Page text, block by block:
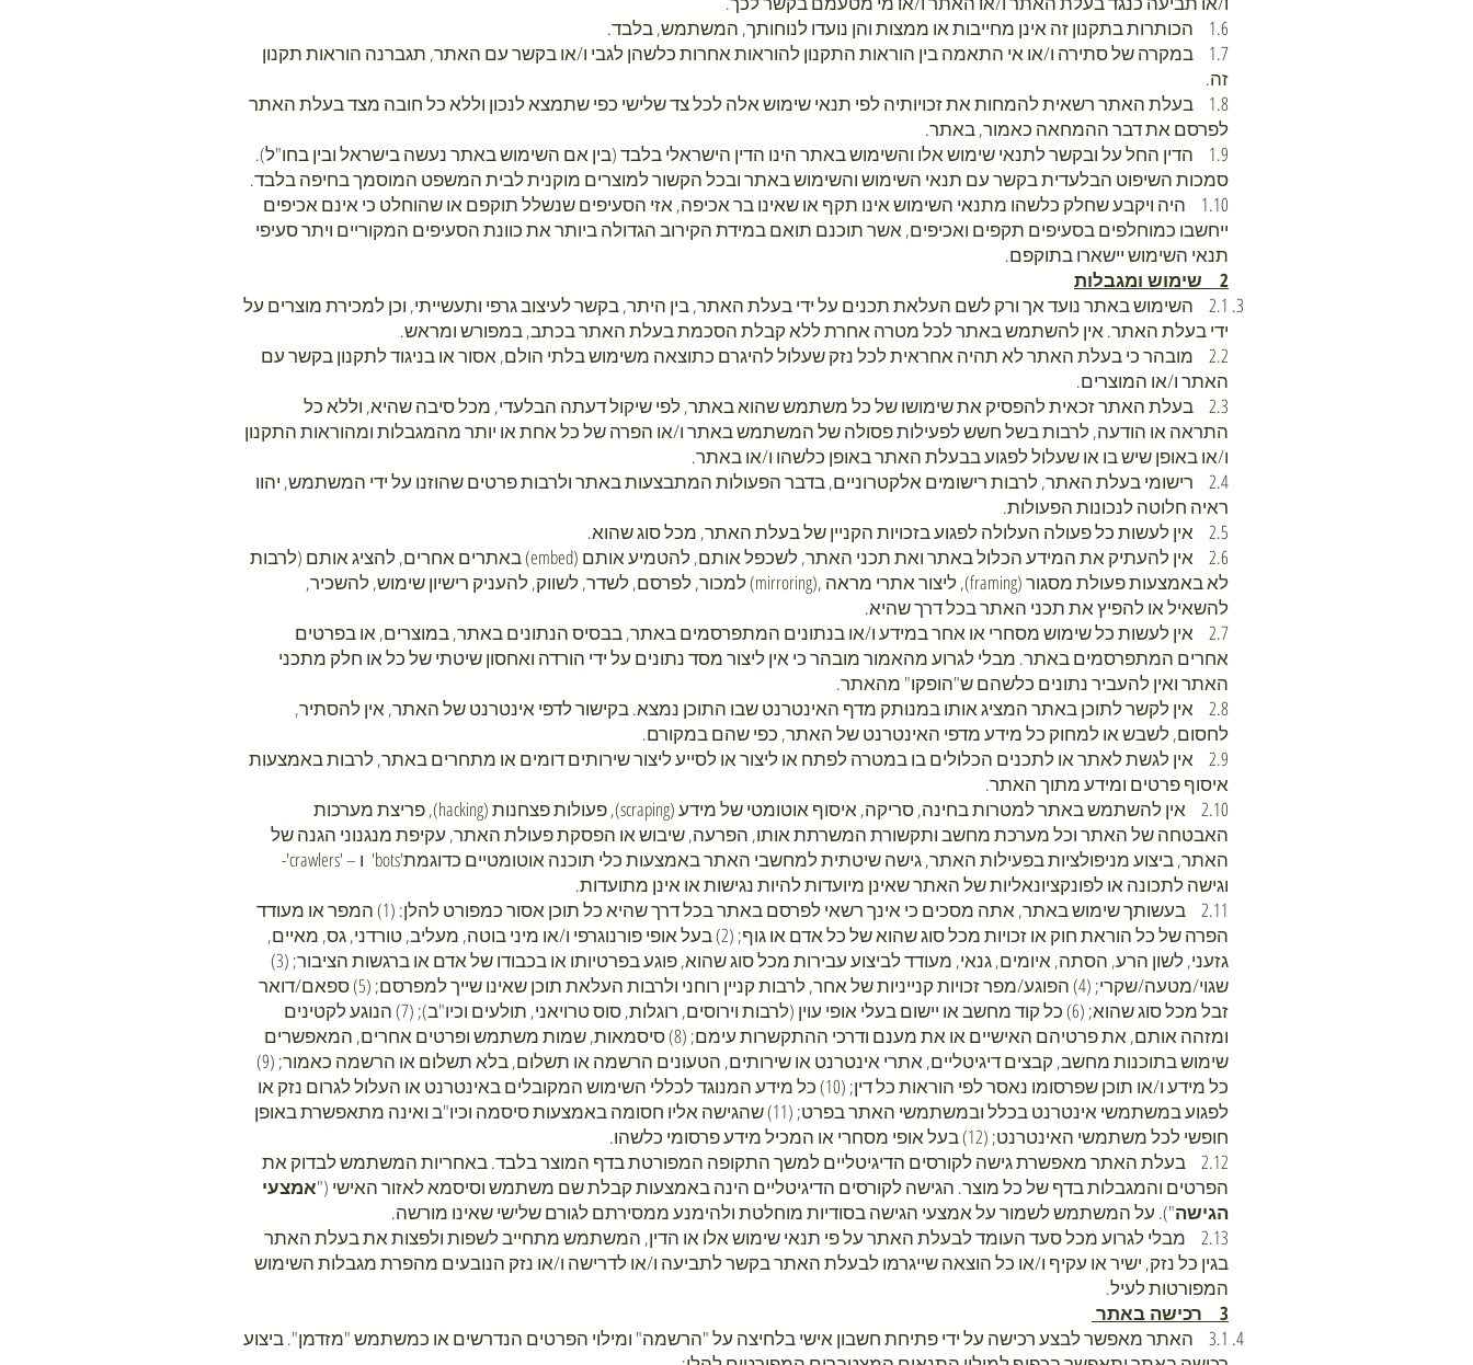
1.6 הכותרות בתקנון זה אינן מחייבות או ממצות והן נועדו לנוחותך, המשתמש, בלבד.
1.7 במקרה של סתירה ו/או אי התאמה בין הוראות התקנון להוראות אחרות כלשהן לגבי ו/או בקשר עם האתר, תגברנה הוראות תקנון
זה.
1.8 בעלת האתר רשאית להמחות את זכויותיה לפי תנאי שימוש אלה לכל צד שלישי כפי שתמצא לנכון וללא כל חובה מצד בעלת האתר
לפרסם את דבר ההמחאה כאמור, באתר.
1.9 הדין החל על ובקשר לתנאי שימוש אלו והשימוש באתר הינו הדין הישראלי בלבד (בין אם השימוש באתר נעשה בישראל ובין בחו"ל).
סמכות השיפוט הבלעדית בקשר עם תנאי השימוש והשימוש באתר ובכל הקשור למוצרים מוקנית לבית המשפט המוסמך בחיפה בלבד.
1.10 היה ויקבע שחלק כלשהו מתנאי השימוש אינו תקף או שאינו בר אכיפה, אזי הסעיפים שנשלל תוקפם או שהוחלט כי אינם אכיפים
ייחשבו כמוחלפים בסעיפים תקפים ואכיפים, אשר תוכנם תואם במידת הקירוב הגדולה ביותר את כוונת הסעיפים המקוריים ויתר סעיפי
תנאי השימוש יישארו בתוקפם.
2 שימוש ומגבלות
2.1 השימוש באתר נועד אך ורק לשם העלאת תכנים על ידי בעלת האתר, בין היתר, בקשר לעיצוב גרפי ותעשייתי, וכן למכירת מוצרים על
ידי בעלת האתר. אין להשתמש באתר לכל מטרה אחרת ללא קבלת הסכמת בעלת האתר בכתב, במפורש ומראש.
2.2 מובהר כי בעלת האתר לא תהיה אחראית לכל נזק שעלול להיגרם כתוצאה משימוש בלתי הולם, אסור או בניגוד לתקנון בקשר עם
האתר ו/או המוצרים.
2.3 בעלת האתר זכאית להפסיק את שימושו של כל משתמש שהוא באתר, לפי שיקול דעתה הבלעדי, מכל סיבה שהיא, וללא כל
התראה או הודעה, לרבות בשל חשש לפעילות פסולה של המשתמש באתר ו/או הפרה של כל אחת או יותר מהמגבלות ומהוראות התקנון
ו/או באופן שיש בו או שעלול לפגוע בבעלת האתר באופן כלשהו ו/או באתר.
2.4 רישומי בעלת האתר, לרבות רישומים אלקטרוניים, בדבר הפעולות המתבצעות באתר ולרבות פרטים שהוזנו על ידי המשתמש, יהוו
ראיה חלוטה לנכונות הפעולות.
2.5 אין לעשות כל פעולה העלולה לפגוע בזכויות הקניין של בעלת האתר, מכל סוג שהוא.
2.6 אין להעתיק את המידע הכלול באתר ואת תכני האתר, לשכפל אותם, להטמיע אותם (embed) באתרים אחרים, להציג אותם (לרבות
לא באמצעות פעולת מסגור (framing), ליצור אתרי מראה ,(mirroring) למכור, לפרסם, לשדר, לשווק, להעניק רישיון שימוש, להשכיר,
להשאיל או להפיץ את תכני האתר בכל דרך שהיא.
2.7 אין לעשות כל שימוש מסחרי או אחר במידע ו/או בנתונים המתפרסמים באתר, בבסיס הנתונים באתר, במוצרים, או בפרטים
אחרים המתפרסמים באתר. מבלי לגרוע מהאמור מובהר כי אין ליצור מסד נתונים על ידי הורדה ואחסון שיטתי של כל או חלק מתכני
האתר ואין להעביר נתונים כלשהם ש"הופקו" מהאתר.
2.8 אין לקשר לתוכן באתר המציג אותו במנותק מדף האינטרנט שבו התוכן נמצא. בקישור לדפי אינטרנט של האתר, אין להסתיר,
לחסום, לשבש או למחוק כל מידע מדפי האינטרנט של האתר, כפי שהם במקורם.
2.9 אין לגשת לאתר או לתכנים הכלולים בו במטרה לפתח או ליצור או לסייע ליצור שירותים דומים או מתחרים באתר, לרבות באמצעות
איסוף פרטים ומידע מתוך האתר.
2.10 אין להשתמש באתר למטרות בחינה, סריקה, איסוף אוטומטי של מידע (scraping), פעולות פצחנות (hacking), פריצת מערכות
האבטחה של האתר וכל מערכת מחשב ותקשורת המשרתת אותו, הפרעה, שיבוש או הפסקת פעולת האתר, עקיפת מנגנוני הגנה של
האתר, ביצוע מניפולציות בפעילות האתר, גישה שיטתית למחשבי האתר באמצעות כלי תוכנה אוטומטיים כדוגמת'bots' ו – 'crawlers'-
וגישה לתכונה או לפונקציונאליות של האתר שאינן מיועדות להיות נגישות או אינן מתועדות.
2.11 בעשותך שימוש באתר, אתה מסכים כי אינך רשאי לפרסם באתר בכל דרך שהיא כל תוכן אסור כמפורט להלן: (1) המפר או מעודד
הפרה של כל הוראת חוק או זכויות מכל סוג שהוא של כל אדם או גוף; (2) בעל אופי פורנוגרפי ו/או מיני בוטה, מעליב, טורדני, גס, מאיים,
גזעני, לשון הרע, הסתה, איומים, גנאי, מעודד לביצוע עבירות מכל סוג שהוא, פוגע בפרטיותו או בכבודו של אדם או ברגשות הציבור; (3)
שגוי/מטעה/שקרי; (4) הפוגע/מפר זכויות קנייניות של אחר, לרבות קניין רוחני ולרבות העלאת תוכן שאינו שייך למפרסם; (5) ספאם/דואר
זבל מכל סוג שהוא; (6) כל קוד מחשב או יישום בעלי אופי עוין (לרבות וירוסים, רוגלות, סוס טרויאני, תולעים וכיו"ב); (7) הנוגע לקטינים
ומזהה אותם, את פרטיהם האישיים או את מענם ודרכי ההתקשרות עימם; (8) סיסמאות, שמות משתמש ופרטים אחרים, המאפשרים
שימוש בתוכנות מחשב, קבצים דיגיטליים, אתרי אינטרנט או שירותים, הטעונים הרשמה או תשלום, בלא תשלום או הרשמה כאמור; (9)
כל מידע ו/או תוכן שפרסומו נאסר לפי הוראות כל דין; (10) כל מידע המנוגד לכללי השימוש המקובלים באינטרנט או העלול לגרום נזק או
לפגוע במשתמשי אינטרנט בכלל ובמשתמשי האתר בפרט; (11) שהגישה אליו חסומה באמצעות סיסמה וכיו"ב ואינה מתאפשרת באופן
חופשי לכל משתמשי האינטרנט; (12) בעל אופי מסחרי או המכיל מידע פרסומי כלשהו.
2.12 בעלת האתר מאפשרת גישה לקורסים הדיגיטליים למשך התקופה המפורטת בדף המוצר בלבד. באחריות המשתמש לבדוק את
הפרטים והמגבלות בדף של כל מוצר. הגישה לקורסים הדיגיטליים הינה באמצעות קבלת שם משתמש וסיסמא לאזור האישי ("אמצעי
הגישה"). על המשתמש לשמור על אמצעי הגישה בסודיות מוחלטת ולהימנע ממסירתם לגורם שלישי שאינו מורשה.
2.13 מבלי לגרוע מכל סעד העומד לבעלת האתר על פי תנאי שימוש אלו או הדין, המשתמש מתחייב לשפות ולפצות את בעלת האתר
בגין כל נזק, ישיר או עקיף ו/או כל הוצאה שייגרמו לבעלת האתר בקשר לתביעה ו/או לדרישה ו/או נזק הנובעים מהפרת מגבלות השימוש
המפורטות לעיל.
3 רכישה באתר
3.1 האתר מאפשר לבצע רכישה על ידי פתיחת חשבון אישי בלחיצה על "הרשמה" ומילוי הפרטים הנדרשים או כמשתמש "מזדמן". ביצוע